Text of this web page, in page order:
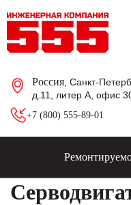
Россия , Санкт-
д.11, литер А, офис
+7 (800) 555-89-01